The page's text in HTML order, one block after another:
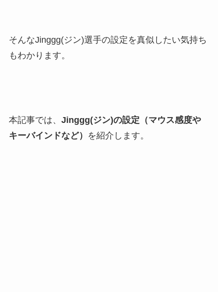
そんなJinggg(ジン)選手の設定を真似したい気持ち
もわかります。
本記事では、 Jinggg(ジン)の設定（マウス感度や
キーバインドなど）
を紹介します。